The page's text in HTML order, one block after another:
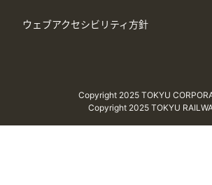
ウェブアクセシビリティ方針
Copyright 2025 TOKYU
Copyright 2025 TOKYU